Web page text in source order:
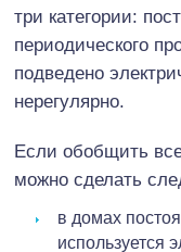
три категории:
периодического
подведено
нерегулярно.
Если обобщить
можно сделать
в домах
используется